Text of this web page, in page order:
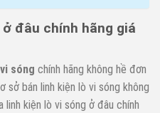
đâu chính hãng giá
sóng chính hãng không hề đơn
sở bán linh kiện lò vi sóng không
linh kiện lò vi sóng ở đâu chính